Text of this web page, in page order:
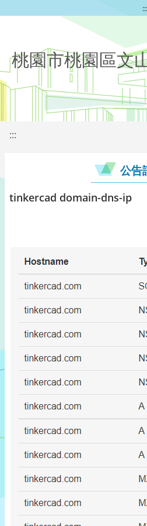
:::
桃園市桃園區文
:::
公告
tinkercad domain-dns-ip